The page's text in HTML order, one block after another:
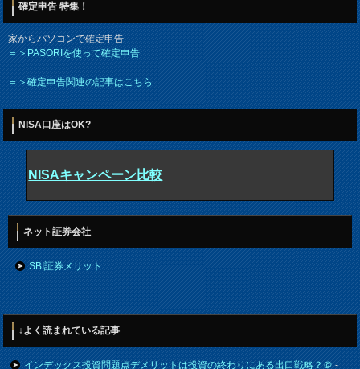
確定申告 特集！
家からパソコンで確定申告
＝＞PASORIを使って確定申告
＝＞確定申告関連の記事はこちら
NISA口座はOK?
NISAキャンペーン比較
ネット証券会社
SBI証券メリット
↓よく読まれている記事
インデックス投資問題点デメリットは投資の終わりにある出口戦略？＠-